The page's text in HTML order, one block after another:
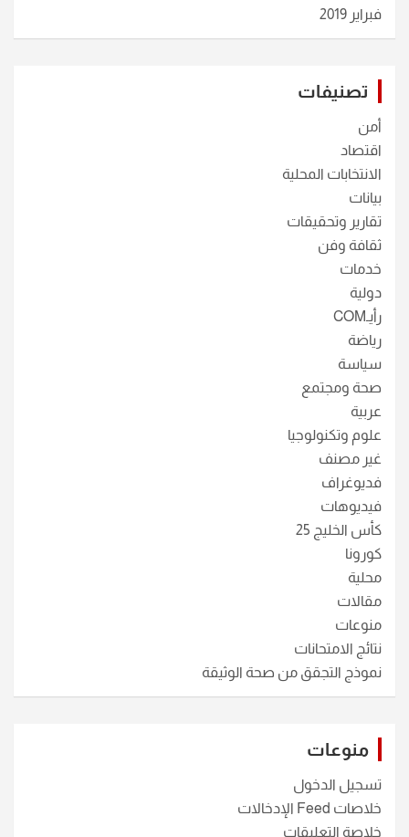
فبراير 2019
تصنيفات
أمن
اقتصاد
الانتخابات المحلية
بيانات
تقارير وتحقيقات
ثقافة وفن
خدمات
دولية
رأيـCOM
رياضة
سياسة
صحة ومجتمع
عربية
علوم وتكنولوجيا
غير مصنف
فديوغراف
فيديوهات
كأس الخليج 25
كورونا
محلية
مقالات
منوعات
نتائج الامتحانات
نموذج التجقق من صحة الوثيقة
منوعات
تسجيل الدخول
خلاصات Feed الإدخالات
خلاصة التعليقات